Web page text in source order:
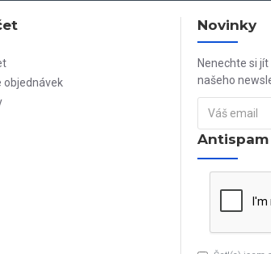
objednávek
Novinky
Nenechte si
našeho
Antispam